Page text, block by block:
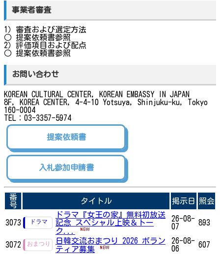
事業者審査
1）審査および選定方法
○ 提案依頼書参照
2）評価項目および配点
○ 提案依頼書参照
お問い合わせ
KOREAN CULTURAL CENTER, KOREAN EMBASSY IN JAPAN
8F, KOREA CENTER, 4-4-10 Yotsuya, Shinjuku-ku, Tokyo
160-0004
TEL：03-3357-5974
提案依頼書
入札参加申請書
番
号
タイトル 掲示日 照会
3073
ドラマ『女王の家』無料初放送
記念 スペシャル上映＆トー
ク...
26-08-
07
893
3072
日韓交流おまつり 2026 ボラン
ティア募集
26-08-
06
607